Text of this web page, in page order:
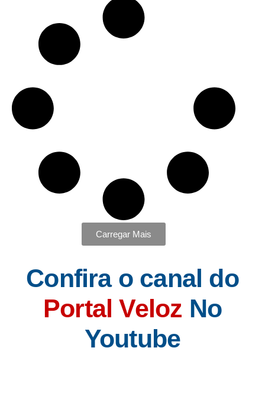
Carregar Mais
Confira o canal do
Portal Veloz No
Youtube